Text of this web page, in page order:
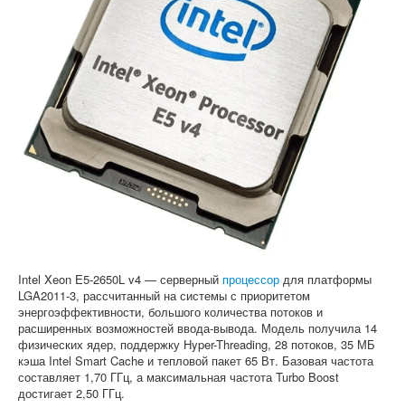
Intel Xeon E5-2650L v4 — серверный процессор для платформы
LGA2011-3, рассчитанный на системы с приоритетом
энергоэффективности, большого количества потоков и
расширенных возможностей ввода-вывода. Модель получила 14
физических ядер, поддержку Hyper-Threading, 28 потоков, 35 МБ
кэша Intel Smart Cache и тепловой пакет 65 Вт. Базовая частота
составляет 1,70 ГГц, а максимальная частота Turbo Boost
достигает 2,50 ГГц.